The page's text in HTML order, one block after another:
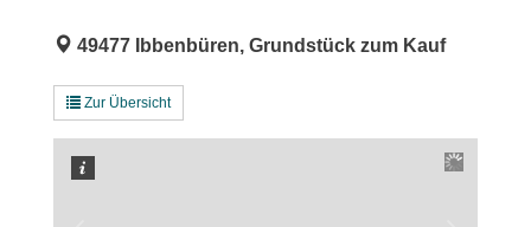
49477 Ibbenbüren, Grundstück zum Kauf
Zur Übersicht